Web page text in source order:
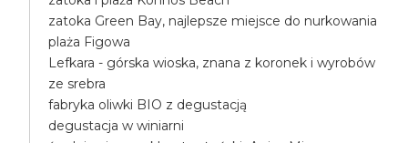
zatoka Green Bay, najlepsze miejsce do nurkowania
plaża Figowa
Lefkara - górska wioska, znana z koronek i wyrobów
ze srebra
fabryka oliwki BIO z degustacją
degustacja w winiarni